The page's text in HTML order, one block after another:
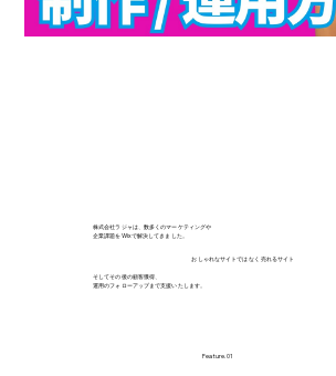
おしゃれなサイトではなく 売れるサイト
そしてその後の顧客獲得、
運用のフォローアップまで支援いたします。
株式会社ラジャは、数多くのマーケティングや
企業課題をWixで解決してきました。
Feature. 01